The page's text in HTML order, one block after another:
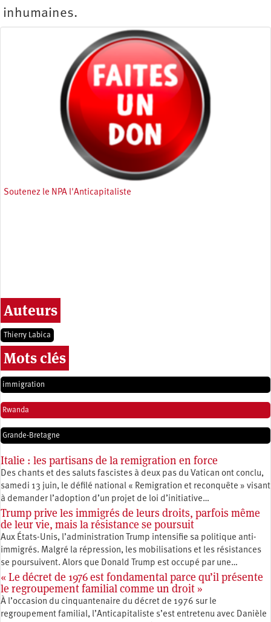
inhumaines.
Soutenez le NPA l'Anticapitaliste
Auteurs
Thierry Labica
Mots clés
immigration
Rwanda
Grande-Bretagne
Italie : les partisans de la remigration en force
Des chants et des saluts fascistes à deux pas du Vatican ont conclu,
samedi 13 juin, le défilé national « Remigration et reconquête » visant
à demander l’adoption d’un projet de loi d’initiative…
Trump prive les immigrés de leurs droits, parfois même
de leur vie, mais la résistance se poursuit
Aux États-Unis, l’administration Trump intensifie sa politique anti-
immigrés. Malgré la répression, les mobilisations et les résistances
se poursuivent. Alors que Donald Trump est occupé par une…
« Le décret de 1976 est fondamental parce qu’il présente
le regroupement familial comme un droit »
À l’occasion du cinquantenaire du décret de 1976 sur le
regroupement familial, l’Anticapitaliste s’est entretenu avec Danièle